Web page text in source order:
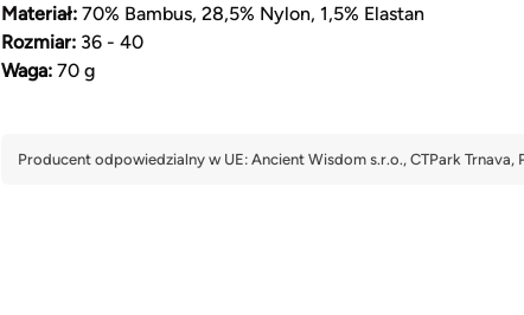
Materiał: 70% Bambus, 28,5% Nylon, 1,5% Elastan
Rozmiar: 36 - 40
Waga: 70 g